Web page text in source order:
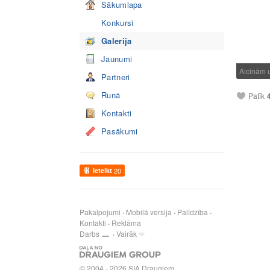
Sākumlapa
Konkursi
Galerija
Jaunumi
Partneri
Runā
Kontakti
Pasākumi
Ieteikt 20
Pakalpojumi Mobilā versija
Palīdzība
Kontakti
Reklāma
Darbs
Vairāk
© 2004 - 2026 SIA Draugiem
Aicinām
Patīk